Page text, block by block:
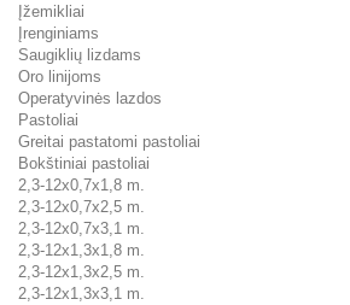
Įžemikliai
Įrenginiams
Saugiklių lizdams
Oro linijoms
Operatyvinės lazdos
Pastoliai
Greitai pastatomi pastoliai
Bokštiniai pastoliai
2,3-12x0,7x1,8 m.
2,3-12x0,7x2,5 m.
2,3-12x0,7x3,1 m.
2,3-12x1,3x1,8 m.
2,3-12x1,3x2,5 m.
2,3-12x1,3x3,1 m.